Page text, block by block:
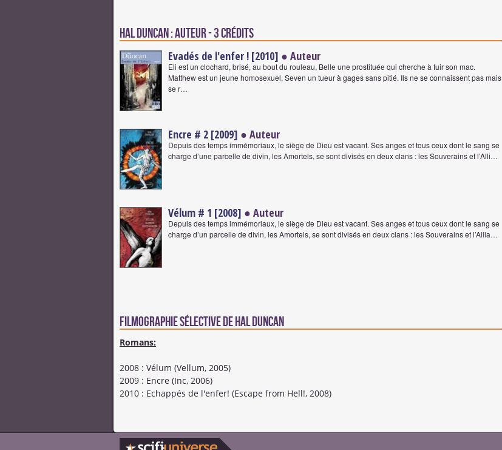
Hal Duncan : Auteur - 3 crédits
Evadés de l'enfer ! [2010] ● Auteur
Eli est un clochard, brisé, au bout du rouleau, Belle une prostituée qui cherche à fuir son mac.
Matthew est un jeune homosexuel, Seven un tueur à gages sans pitié. Ils ne se connaissent pas mais
se r…
Encre # 2 [2009] ● Auteur
Depuis des temps immémoriaux, le siège de Dieu est vacant. Ses anges et tous ceux dont le sang se
charge d’une parcelle de divin, les Amortels, se sont divisés en deux clans : les Souverains et l’Alli…
Vélum # 1 [2008] ● Auteur
Depuis des temps immémoriaux, le siège de Dieu est vacant. Ses anges et tous ceux dont le sang se
charge d’un parcelle de divin, les Amortels, se sont divisés en deux clans : les Souverains et l’Allia…
Filmographie sélective de Hal Duncan
Romans:
2008 : Vélum (Vellum, 2005)
2009 : Encre (Inc, 2006)
2010 : Echappés de l'enfer! (Escape from Hell!, 2008)